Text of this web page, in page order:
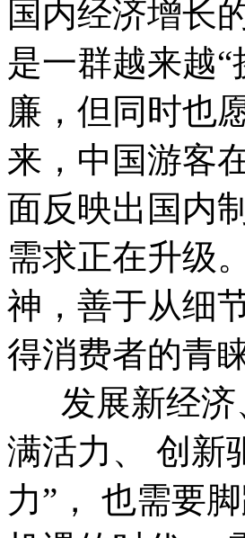
国内经济增长
是一群越来越
廉，但同时也
来，中国游客
面反映出国内
需求正在升级
神，善于从细
得消费者的青睐
发展新经济
满活力、 创新
力”， 也需要